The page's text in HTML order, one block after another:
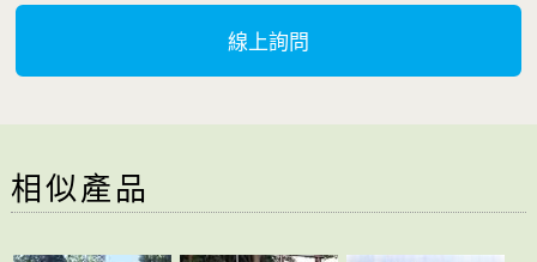
線上詢問
相似產品